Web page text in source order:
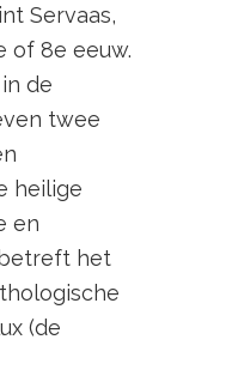
Servaas,
of 8e eeuw.
de
twee
heilige
en
het
(de